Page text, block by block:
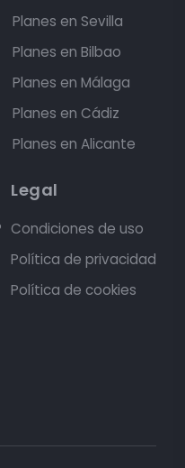
Planes en Sevilla
Planes en Bilbao
Planes en Málaga
Planes en Cádiz
Planes en Alicante
Legal
Condiciones de uso
Política de privacidad
Política de cookies